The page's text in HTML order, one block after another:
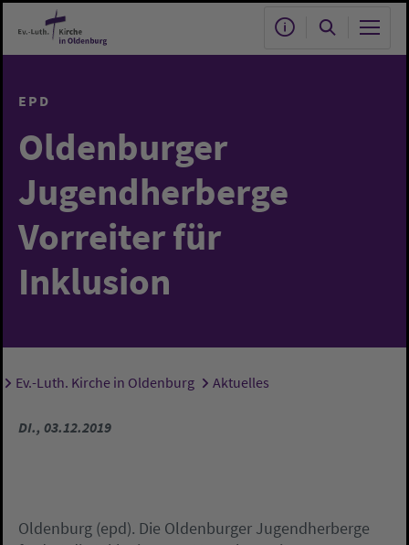
Zum Hauptinhalt springen
EPD
Oldenburger
Jugendherberge
Vorreiter für
Inklusion
Sie sind hier:
Ev.-Luth. Kirche in Oldenburg Aktuelles
DI., 03.12.2019
Oldenburg (epd). Die Oldenburger Jugendherberge